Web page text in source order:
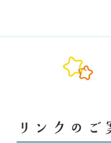
リンクのご